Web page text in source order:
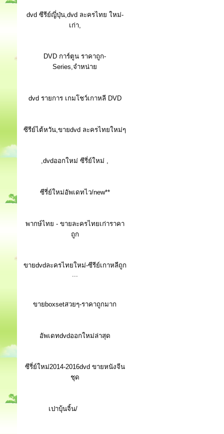
dvd ซีรีย์ญี่ปุ่น,dvd ละครไทย ใหม่-
เก่า,
DVD การ์ตูน ราคาถูก-
Series,จำหน่าย
dvd รายการ เกมโชว์เกาหลี DVD
ซีรีย์ไต้หวัน,ขายdvd ละครไทยใหม่ๆ
,dvdออกใหม่ ซีรี่ย์ใหม่ ,
ซีรี่ย์ใหม่อัพเดทไว/new**
พากษ์ไทย - ขายละครไทยเก่าราคา
ถูก
ขายdvdละครไทยใหม่-ซีรีย์เกาหลีถูก
...
ขายboxsetสวยๆ-ราคาถูกมาก
อัพเดทdvdออกใหม่ล่าสุด
ซีรี่ย์ใหม่2014-2016dvd ขายหนังจีน
ชุด
เปาบุ้นจิ้น/